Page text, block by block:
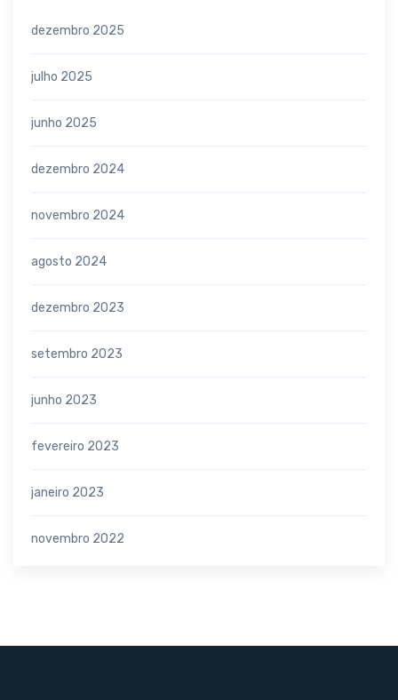
dezembro 2025
julho 2025
junho 2025
dezembro 2024
novembro 2024
agosto 2024
dezembro 2023
setembro 2023
junho 2023
fevereiro 2023
janeiro 2023
novembro 2022